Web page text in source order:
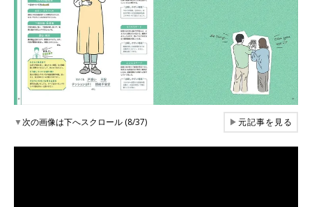
▼次の画像は下へスクロール (8/37) ▶元記事を見る